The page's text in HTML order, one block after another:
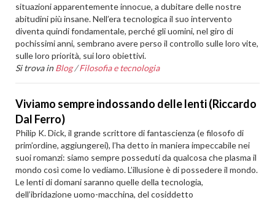
situazioni apparentemente innocue, a dubitare delle nostre
abitudini più insane. Nell’era tecnologica il suo intervento
diventa quindi fondamentale, perché gli uomini, nel giro di
pochissimi anni, sembrano avere perso il controllo sulle loro vite,
sulle loro priorità, sui loro obiettivi.
Si trova in Blog /Filosofia e tecnologia
Viviamo sempre indossando delle lenti (Riccardo
Dal Ferro)
Philip K. Dick, il grande scrittore di fantascienza (e filosofo di
prim’ordine, aggiungerei), l’ha detto in maniera impeccabile nei
suoi romanzi: siamo sempre posseduti da qualcosa che plasma il
mondo così come lo vediamo. L’illusione è di possedere il mondo.
Le lenti di domani saranno quelle della tecnologia,
dell’ibridazione uomo-macchina, del cosiddetto